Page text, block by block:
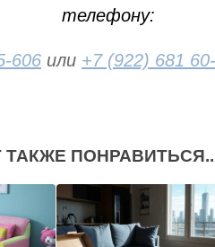
телефону:
606 или +7 (922) 681